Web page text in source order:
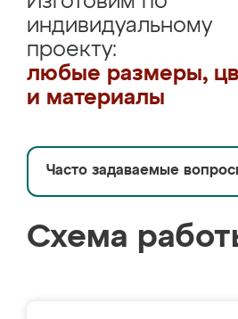
индивидуальному
проекту:
любые размеры,
и материалы
Часто задаваемые
Схема